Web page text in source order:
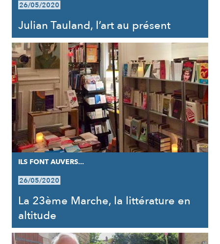
26/05/2020
Julian Tauland, l’art au présent
ILS FONT AUVERS...
26/05/2020
La 23ème Marche, la littérature en
altitude